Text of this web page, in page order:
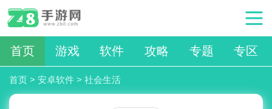
首页 游戏 软件 攻略 专题 专区
首页 > 安卓软件 > 社会生活